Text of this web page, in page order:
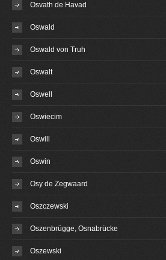
Osvath de Havad
Oswald
Oswald von Truh
Oswalt
Oswell
Oswiecim
Oswill
Oswin
Osy de Zegwaard
Oszczewski
Oszenbrügge, Osnabrücke
Oszewski